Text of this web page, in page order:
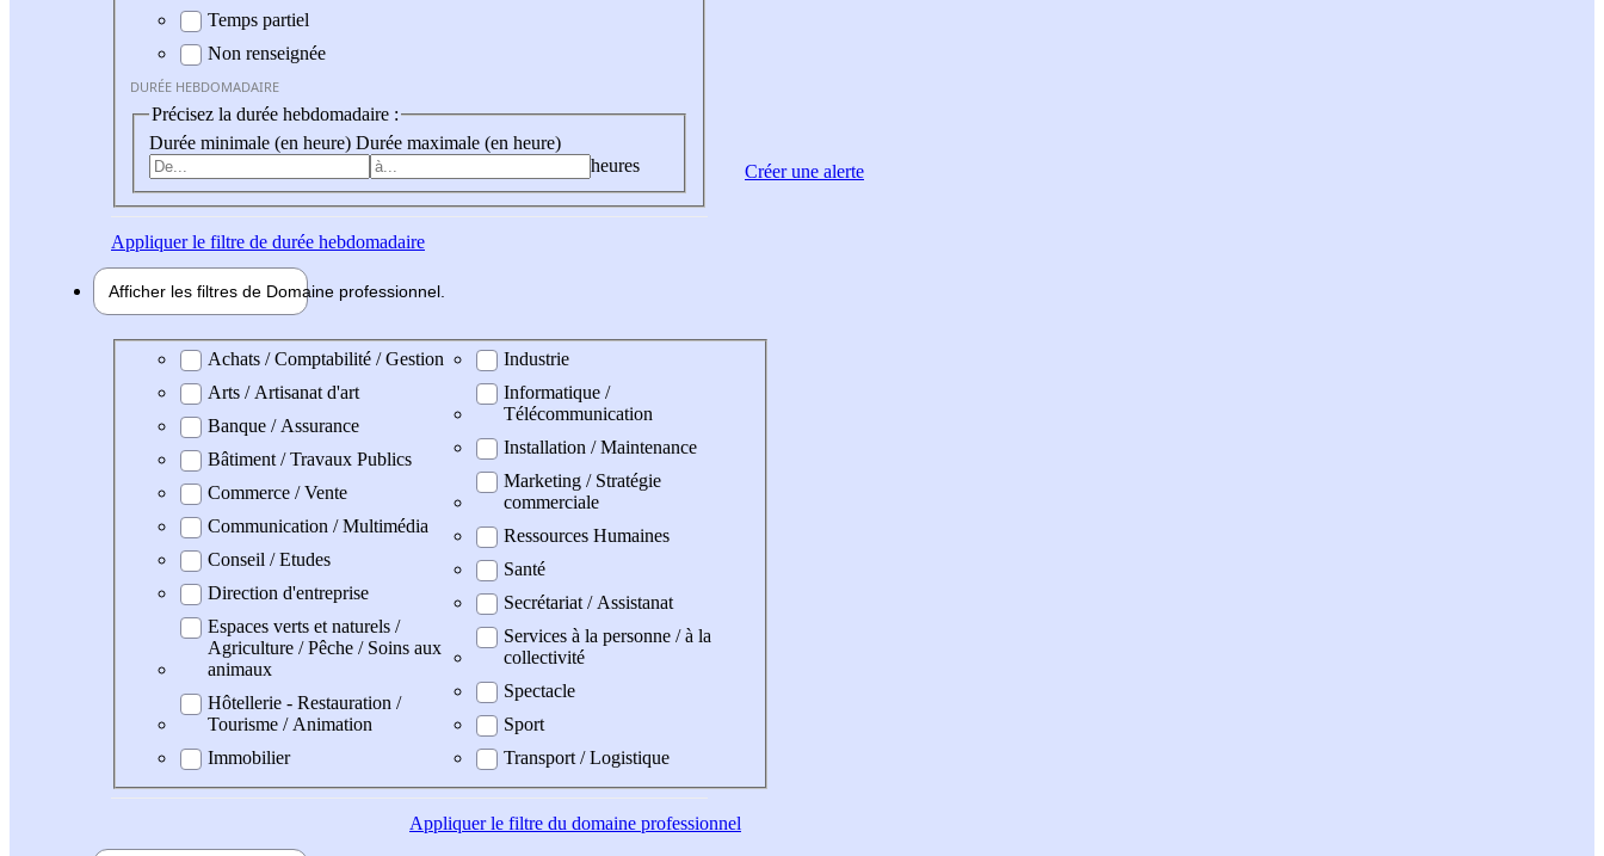
Temps partiel
Non renseignée
DURÉE HEBDOMADAIRE
Précisez la durée hebdomadaire :
Durée minimale (en heure) Durée maximale (en heure)
heures
Appliquerle filtre de durée hebdomadaire
Afficher les filtres de Domaine professionnel
Domaine professionel
Achats / Comptabilité / Gestion
Arts / Artisanat d'art
Banque / Assurance
Bâtiment / Travaux Publics
Commerce / Vente
Communication / Multimédia
Conseil / Etudes
Direction d'entreprise
Espaces verts et naturels /
Agriculture / Pêche / Soins aux
animaux
Hôtellerie - Restauration /
Tourisme / Animation
Immobilier
Industrie
Informatique /
Télécommunication
Installation / Maintenance
Marketing / Stratégie
commerciale
Ressources Humaines
Santé
Secrétariat / Assistanat
Services à la personne / à la
collectivité
Spectacle
Sport
Transport / Logistique
Appliquerle filtre du domaine professionnel
Créer une alerte